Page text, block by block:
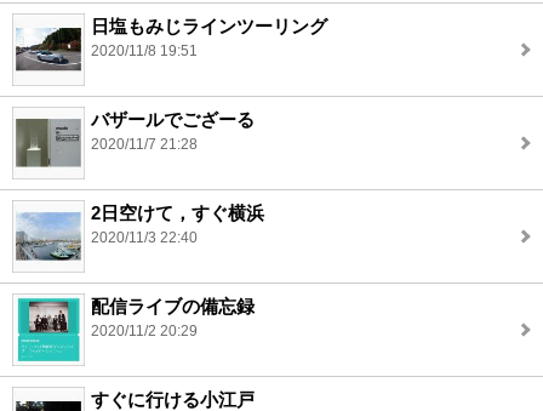
日塩もみじラインツーリング
2020/11/8 19:51
バザールでござーる
2020/11/7 21:28
2日空けて，すぐ横浜
2020/11/3 22:40
配信ライブの備忘録
2020/11/2 20:29
すぐに行ける小江戸